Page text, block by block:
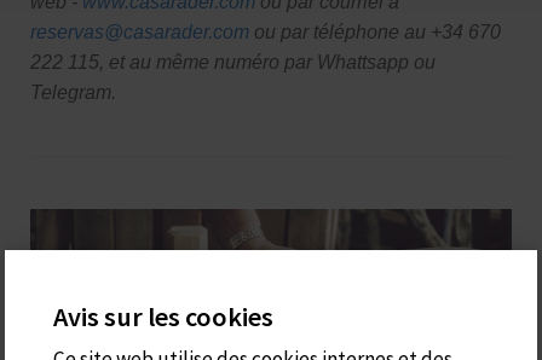
reservas@casarader.com ou par téléphone au +34 670
222 115, et au même numéro par Whattsapp ou
Telegram.
Avis sur les cookies